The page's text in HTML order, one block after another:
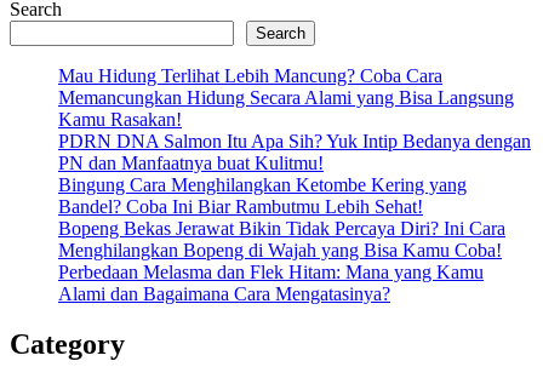
Search
Search
Mau Hidung Terlihat Lebih Mancung? Coba Cara
Memancungkan Hidung Secara Alami yang Bisa Langsung
Kamu Rasakan!
PDRN DNA Salmon Itu Apa Sih? Yuk Intip Bedanya dengan
PN dan Manfaatnya buat Kulitmu!
Bingung Cara Menghilangkan Ketombe Kering yang
Bandel? Coba Ini Biar Rambutmu Lebih Sehat!
Bopeng Bekas Jerawat Bikin Tidak Percaya Diri? Ini Cara
Menghilangkan Bopeng di Wajah yang Bisa Kamu Coba!
Perbedaan Melasma dan Flek Hitam: Mana yang Kamu
Alami dan Bagaimana Cara Mengatasinya?
Category